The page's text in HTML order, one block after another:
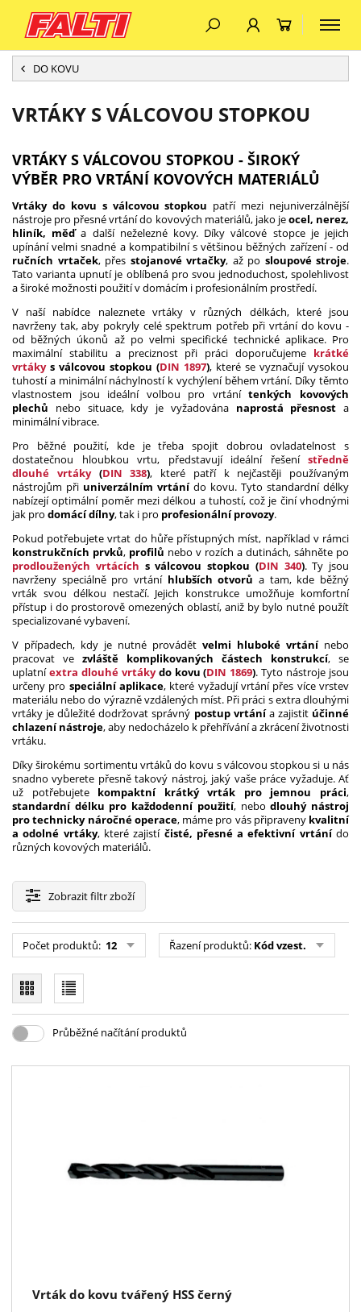
DO KOVU
VRTÁKY S VÁLCOVOU STOPKOU
VRTÁKY S VÁLCOVOU STOPKOU - ŠIROKÝ
VÝBĚR PRO VRTÁNÍ KOVOVÝCH MATERIÁLŮ
Vrtáky do kovu s válcovou stopkou patří mezi nejuniverzálnější
nástroje pro přesné vrtání do kovových materiálů, jako jeocel, nerez,
hliník, měďa další neželezné kovy. Díky válcové stopce je jejich
upínání velmi snadné a kompatibilní s většinou běžných zařízení - od
ručních vrtaček, přes stojanové vrtačky, až po sloupové stroje.
Tato varianta upnutí je oblíbená pro svou jednoduchost, spolehlivost
a široké možnosti použití v domácím i profesionálním prostředí.
V naší nabídce naleznete vrtáky v různých délkách, které jsou
navrženy tak, aby pokryly celé spektrum potřeb při vrtání do kovu -
od běžných úkonů až po velmi specifické technické aplikace. Pro
maximální stabilitu a preciznost při práci doporučujeme krátké
vrtákys válcovou stopkou (DIN 1897), které se vyznačují vysokou
tuhostí a minimální náchylností k vychýlení během vrtání. Díky těmto
vlastnostem jsou ideální volbou pro vrtánítenkých kovových
plechů nebo situace, kdy je vyžadována naprostá přesnost a
minimální vibrace.
Pro běžné použití, kde je třeba spojit dobrou ovladatelnost s
dostatečnou hloubkou vrtu, představují ideální řešení středně
dlouhé vrtáky(DIN 338), které patří k nejčastěji používaným
nástrojům při univerzálním vrtánído kovu. Tyto standardní délky
nabízejí optimální poměr mezi délkou a tuhostí, což je činí vhodnými
jak pro domácí dílny, tak i pro profesionální provozy.
Pokud potřebujete vrtat do hůře přístupných míst, například v rámci
konstrukčních prvků, profilů nebo v rozích a dutinách, sáhněte po
prodloužených vrtácích s válcovou stopkou (DIN 340). Ty jsou
navrženy speciálně pro vrtání hlubších otvorů a tam, kde běžný
vrták svou délkou nestačí. Jejich konstrukce umožňuje komfortní
přístup i do prostorově omezených oblastí, aniž by bylo nutné použít
specializované vybavení.
V případech, kdy je nutné provádět velmi hluboké vrtánínebo
pracovat ve zvláště komplikovaných částech konstrukcí, se
uplatníextra dlouhé vrtákydo kovu (DIN 1869). Tyto nástroje jsou
určeny pro speciální aplikace, které vyžadují vrtání přes více vrstev
materiálu nebo do výrazně vzdálených míst. Při práci s extra dlouhými
vrtáky je důležité dodržovat správný postup vrtánía zajistit účinné
chlazení nástroje, aby nedocházelo k přehřívání a zkrácení životnosti
vrtáku.
Díky širokému sortimentu vrtáků do kovu s válcovou stopkou si u nás
snadno vyberete přesně takový nástroj, jaký vaše práce vyžaduje. Ať
už potřebujete kompaktní krátký vrták pro jemnou práci,
standardní délku pro každodenní použití, nebodlouhý nástroj
pro technicky náročné operace, máme pro vás připraveny kvalitní
a odolné vrtáky, které zajistí čisté, přesné a efektivní vrtánído
různých kovových materiálů.
Zobrazitfiltr zboží
Počet produktů: 12 Řazení produktů: Kód vzest.
Průběžné načítání produktů
Vrták do kovu tvářený HSS černý